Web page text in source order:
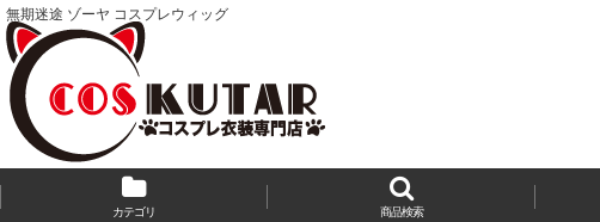
無期迷途 ゾーヤ コスプレウィッグ
カテゴリ 商品検索